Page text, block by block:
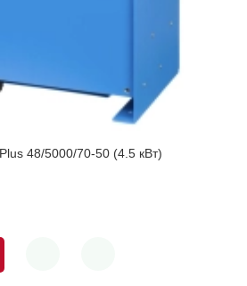
48/5000/70-50 (4.5 кВт)